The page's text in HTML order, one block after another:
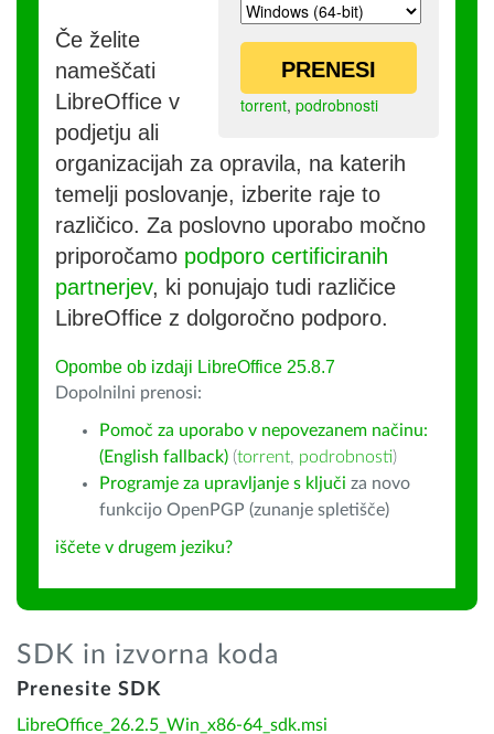
PRENESI
torrent, podrobnosti
Če želite
nameščati
LibreOffice v
podjetju ali
organizacijah za opravila, na katerih
temelji poslovanje, izberite raje to
različico. Za poslovno uporabo močno
priporočamo podporo certificiranih
partnerjev, ki ponujajo tudi različice
LibreOffice z dolgoročno podporo.
Opombe ob izdaji LibreOffice 25.8.7
Dopolnilni prenosi:
Pomoč za uporabo v nepovezanem načinu:
(English fallback) (torrent, podrobnosti)
Programje za upravljanje s ključi za novo
funkcijo OpenPGP (zunanje spletišče)
iščete v drugem jeziku?
SDK in izvorna koda
Prenesite SDK
LibreOffice_26.2.5_Win_x86-64_sdk.msi